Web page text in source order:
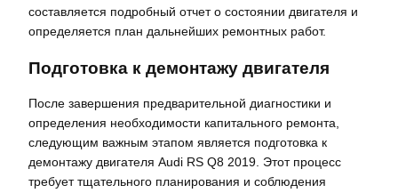
составляется подробный отчет о состоянии двигателя и
определяется план дальнейших ремонтных работ.
Подготовка к демонтажу двигателя
После завершения предварительной диагностики и
определения необходимости капитального ремонта,
следующим важным этапом является подготовка к
демонтажу двигателя Audi RS Q8 2019. Этот процесс
требует тщательного планирования и соблюдения